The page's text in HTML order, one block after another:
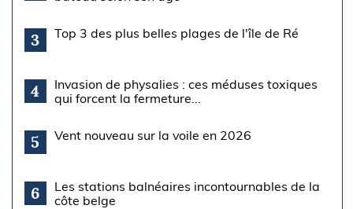
3 Top 3 des plus belles plages de l'île de Ré
4
Invasion de physalies : ces méduses toxiques
qui forcent la fermeture...
5 Vent nouveau sur la voile en 2026
6
Les stations balnéaires incontournables de la
côte belge